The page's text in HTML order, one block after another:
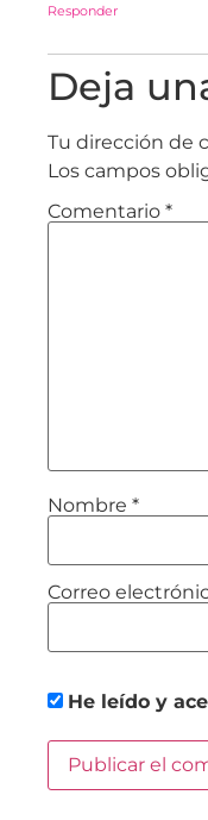
Responder
Deja
Tu dirección de
Los campos
Comentario *
Nombre *
Correo
He leído y